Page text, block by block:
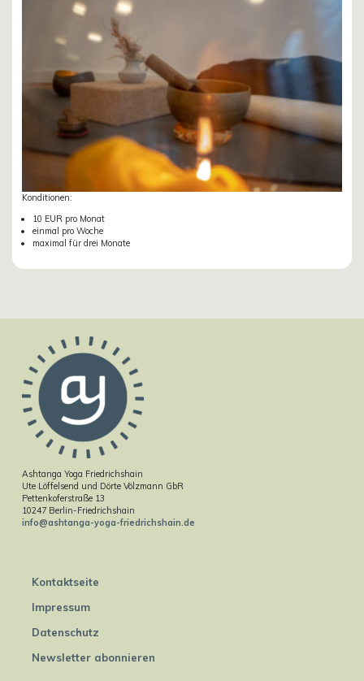
Konditionen:
10 EUR pro Monat
einmal pro Woche
maximal für drei Monate
Ashtanga Yoga Friedrichshain
Ute Löffelsend und Dörte Völzmann GbR
Pettenkoferstraße 13
10247 Berlin-Friedrichshain
info@ashtanga-yoga-friedrichshain.de
Kontaktseite
Impressum
Datenschutz
Newsletter abonnieren